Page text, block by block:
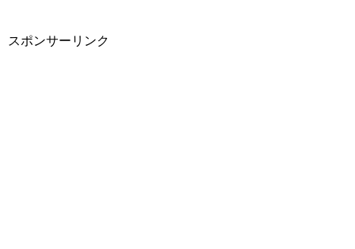
スポンサーリンク